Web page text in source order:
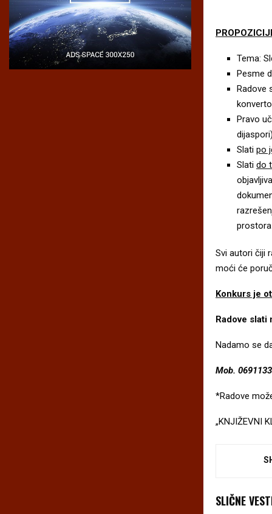
Tema:
Pesme
Radove
Pravo
dijaspori).
Slati po
Slati do
prostora
Svi autori čiji
moći će
Konkurs je
Radove
Nadamo se
Mob.
*Radove
„KNJIŽEVNI
SLIČNE